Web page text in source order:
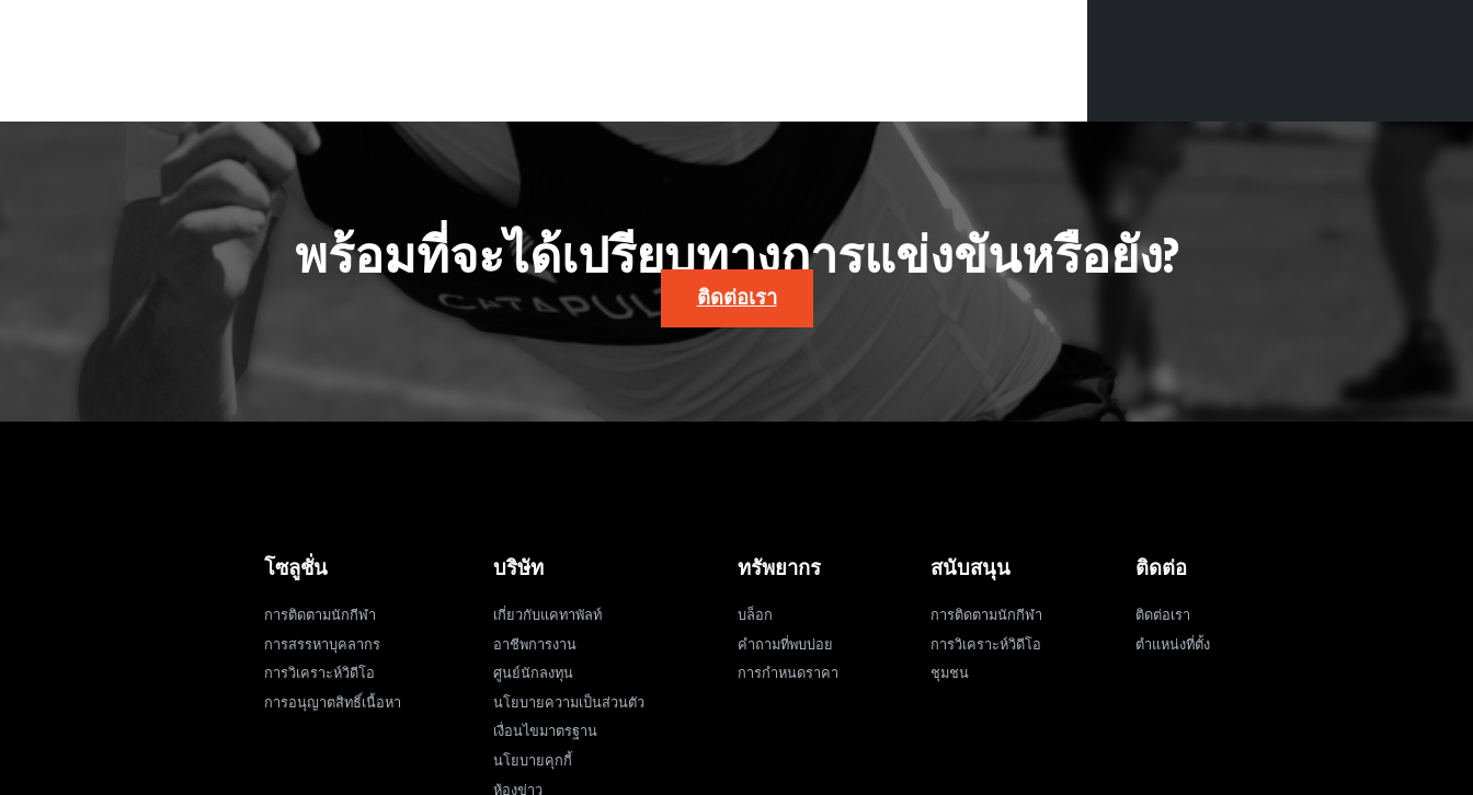
พร้อมที่จะได้เปรียบทางการแข่งขันหรือยัง?
ติดต่อเรา
โซลูชั่น
การติดตามนักกีฬา
การสรรหาบุคลากร
การวิเคราะห์วิดีโอ
การอนุญาตสิทธิ์เนื้อหา
บริษัท
เกี่ยวกับแคทาพัลท์
อาชีพการงาน
ศูนย์นักลงทุน
นโยบายความเป็นส่วนตัว
เงื่อนไขมาตรฐาน
นโยบายคุกกี้
ห้องข่าว
ทรัพยากร
บล็อก
คำถามที่พบบ่อย
การกำหนดราคา
สนับสนุน
การติดตามนักกีฬา
การวิเคราะห์วิดีโอ
ชุมชน
ติดต่อ
ติดต่อเรา
ตำแหน่งที่ตั้ง